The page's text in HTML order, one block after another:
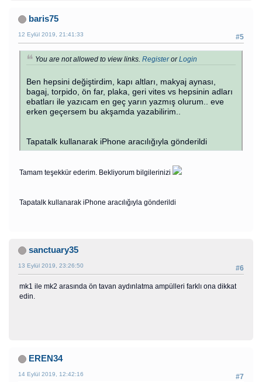
baris75
#5
12 Eylül 2019, 21:41:33
You are not allowed to view links. RegisterorLogin
Ben hepsini değiştirdim, kapı altları, makyaj aynası,
bagaj, torpido, ön far, plaka, geri vites vs hepsinin adları
ebatları ile yazıcam en geç yarın yazmış olurum.. eve
erken geçersem bu akşamda yazabilirim..
Tapatalk kullanarak iPhone aracılığıyla gönderildi
Tamam teşekkür ederim. Bekliyorum bilgilerinizi
Tapatalk kullanarak iPhone aracılığıyla gönderildi
sanctuary35
#6
13 Eylül 2019, 23:26:50
mk1 ile mk2 arasında ön tavan aydınlatma ampülleri farklı ona dikkat
edin.
EREN34
#7
14 Eylül 2019, 12:42:16